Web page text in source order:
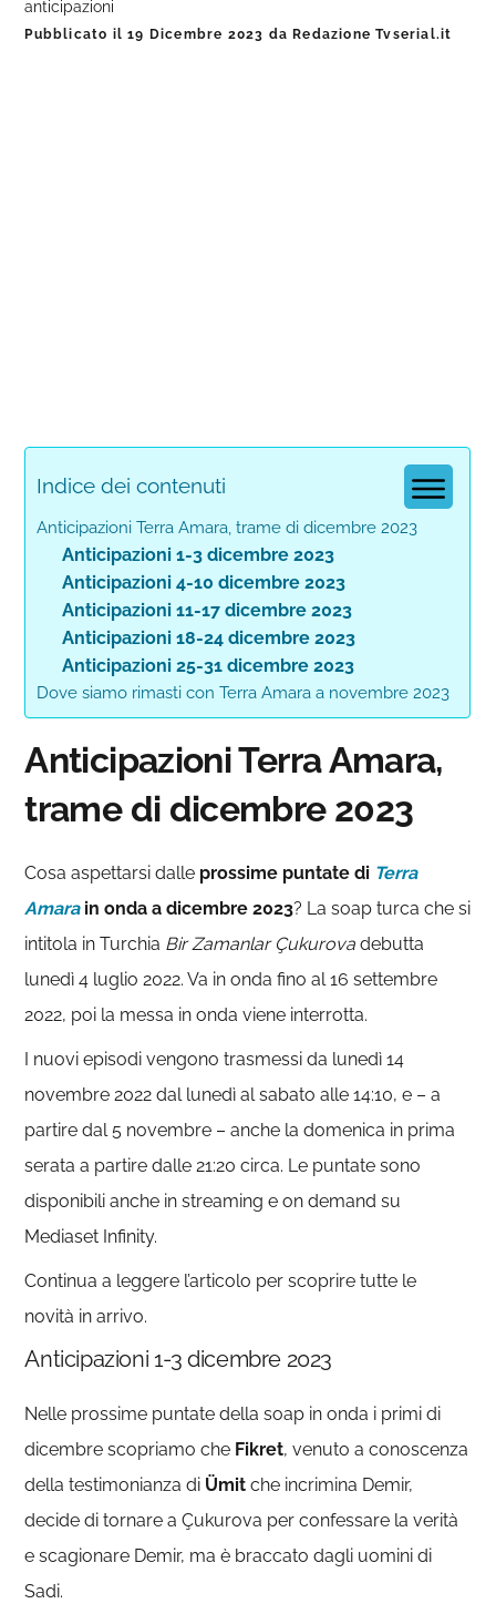
anticipazioni
Pubblicato il19 Dicembre 2023 da Redazione Tvserial.it
Indice dei contenuti
Anticipazioni Terra Amara, trame di dicembre 2023
Anticipazioni 1-3 dicembre 2023
Anticipazioni 4-10 dicembre 2023
Anticipazioni 11-17 dicembre 2023
Anticipazioni 18-24 dicembre 2023
Anticipazioni 25-31 dicembre 2023
Dove siamo rimasti con Terra Amara a novembre 2023
Anticipazioni Terra Amara,
trame di dicembre 2023
Cosa aspettarsi dalle prossime puntate di Terra
Amarain onda a dicembre 2023? La soap turca che si
intitola in Turchia Bir Zamanlar Çukurova debutta
lunedì 4 luglio 2022. Va in onda fino al 16 settembre
2022, poi la messa in onda viene interrotta.
I nuovi episodi vengono trasmessi da lunedì 14
novembre 2022 dal lunedì al sabato alle 14:10, e – a
partire dal 5 novembre – anche la domenica in prima
serata a partire dalle 21:20 circa. Le puntate sono
disponibili anche in streaming e on demand su
Mediaset Infinity.
Continua a leggere l’articolo per scoprire tutte le
novità in arrivo.
Anticipazioni 1-3 dicembre 2023
Nelle prossime puntate della soap in onda i primi di
dicembre scopriamo che Fikret, venuto a conoscenza
della testimonianza di Ümit che incrimina Demir,
decide di tornare a Çukurova per confessare la verità
e scagionare Demir, ma è braccato dagli uomini di
Sadi.